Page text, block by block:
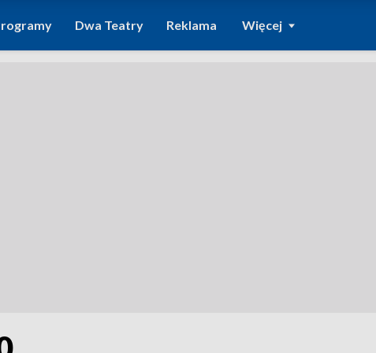
Dwa Teatry Reklama Więcej